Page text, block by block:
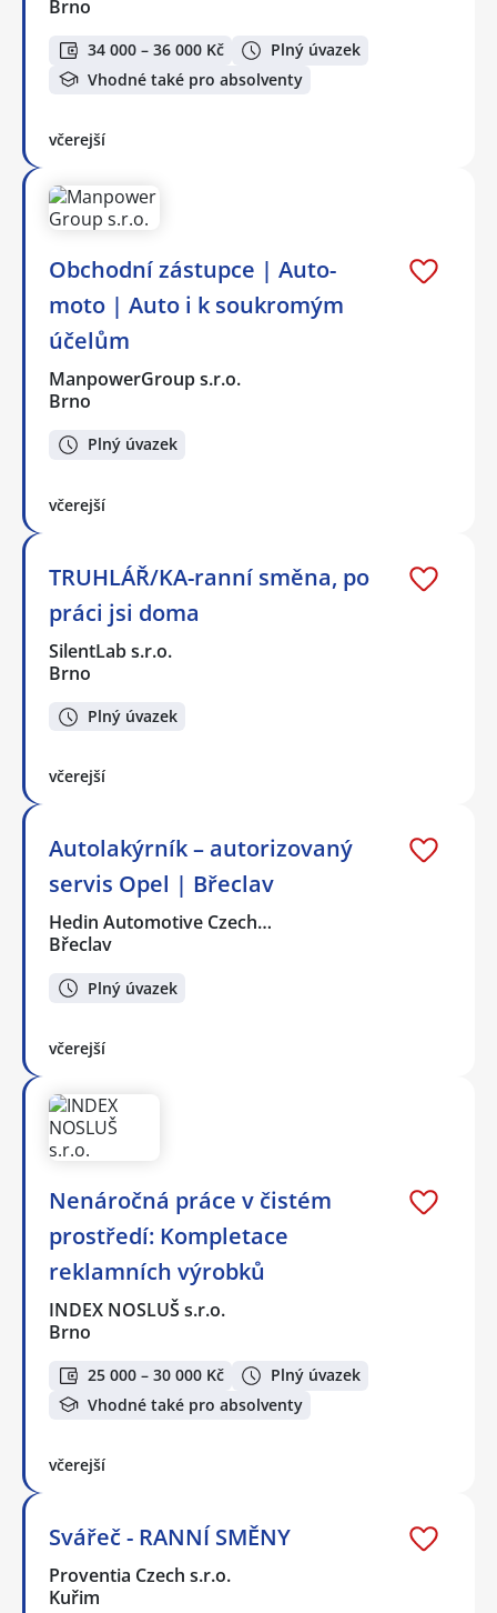
Brno
34 000 – 36 000 Kč
Plný úvazek
Vhodné také pro absolventy
včerejší
Obchodní zástupce | Auto-
moto | Auto i k soukromým
účelům
ManpowerGroup s.r.o.
Brno
Plný úvazek
včerejší
TRUHLÁŘ/KA-ranní směna, po
práci jsi doma
SilentLab s.r.o.
Brno
Plný úvazek
včerejší
Autolakýrník – autorizovaný
servis Opel | Břeclav
Hedin Automotive Czech…
Břeclav
Plný úvazek
včerejší
Nenáročná práce v čistém
prostředí: Kompletace
reklamních výrobků
INDEX NOSLUŠ s.r.o.
Brno
25 000 – 30 000 Kč
Plný úvazek
Vhodné také pro absolventy
včerejší
Svářeč - RANNÍ SMĚNY
Proventia Czech s.r.o.
Kuřim